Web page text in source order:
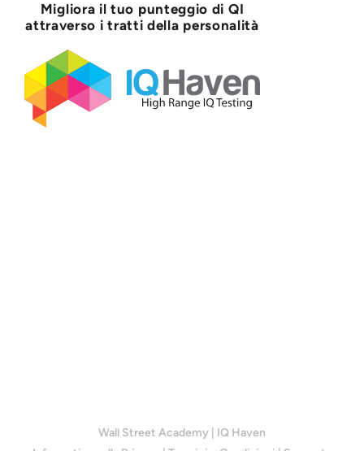
Migliora il tuo punteggio di QI
attraverso i tratti della personalità
Wall Street Academy
IQ Haven